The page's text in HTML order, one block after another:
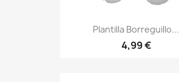
Plantilla Borreguillo...
4,99 €